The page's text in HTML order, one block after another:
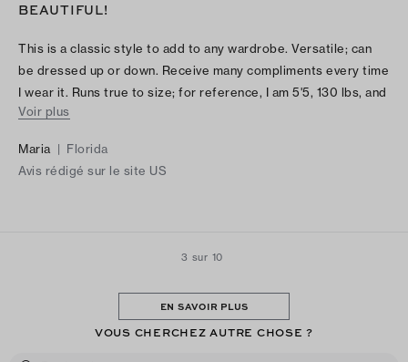
BEAUTIFUL!
This is a classic style to add to any wardrobe. Versatile; can
be dressed up or down. Receive many compliments every time
I wear it. Runs true to size; for reference, I am 5'5, 130 lbs, and
a size 4 fits great.
Voir plus
Maria | Florida
Avis rédigé sur le site US
3 sur 10
EN SAVOIR PLUS
VOUS CHERCHEZ AUTRE CHOSE ?